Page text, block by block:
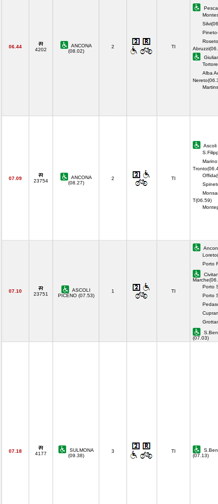
06.44
4202
ANCONA
(08.02)
2 TI
Alba
07.09 23754
ANCONA
(08.27)
2 TI
Ascoli
T(06.59)
07.10
23751
ASCOLI
PICENO (07.53)
1 TI
Porto
Porto
Porto
(07.03)
07.18 4177
SULMONA
(09.38)
3 TI
(07.13)